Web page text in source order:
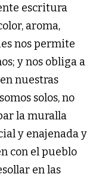
escritura
aroma,
nos permite
y nos obliga a
nuestras
solos, no
la muralla
y enajenada y
con el pueblo
en las